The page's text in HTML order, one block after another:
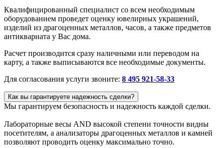
Квалифицированный специалист со всем необходимым
оборудованием проведет оценку ювелирных украшений,
изделий из драгоценных металлов, часов, а также предметов
антиквариата у Вас дома.
Расчет производится сразу наличными или переводом на
карту, а также выписываются все необходимые документы.
Для согласования услуги звоните: 8 495 921-58-33
Как вы гарантируете надежность сделки?
Мы гарантируем безопасность и надежность каждой сделки.
Лабораторные весы AND высокой степени точности видны
посетителям, а анализаторы драгоценных металлов и камней
позволяют проводить оценку максимально точно.